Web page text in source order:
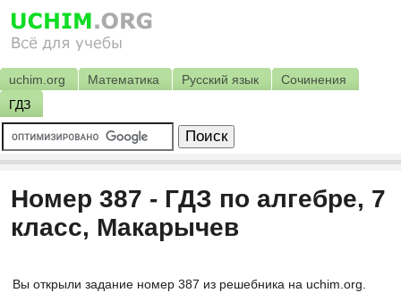
uchim.org Математика Русский язык
Сочинения
ГДЗ
Номер 387 - ГДЗ по алгебре, 7
класс, Макарычев
Вы открыли задание номер 387 из решебника на uchim.org.